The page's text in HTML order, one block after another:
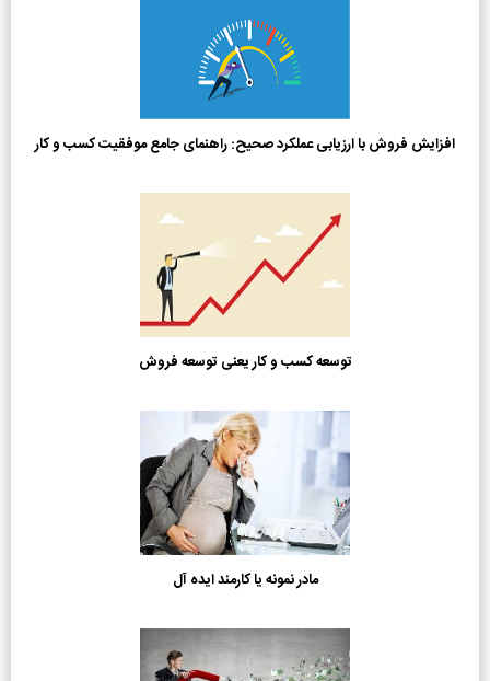
افزایش فروش با ارزیابی عملکرد صحیح: راهنمای جامع موفقیت کسب و کار
توسعه کسب و کار یعنی توسعه فروش
مادر نمونه یا کارمند ایده آل